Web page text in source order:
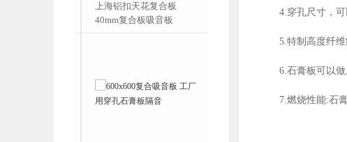
4.穿孔尺寸，可
5.特制高度纤
6.石膏板可以
7.燃烧性能:石
上海铝扣天花复合板
40mm复合板吸音板